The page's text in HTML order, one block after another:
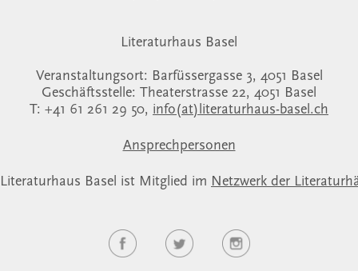
Literaturhaus Basel
Veranstaltungsort: Barfüssergasse 3, 4051 Basel
Geschäftsstelle: Theaterstrasse 22, 4051 Basel
T: +41 61 261 29 50, info(at)literaturhaus-basel.ch
Ansprechpersonen
Basel ist Mitglied im Netzwerk der